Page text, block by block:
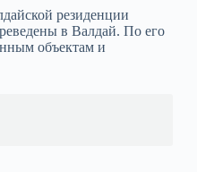
резиденции
в Валдай. По его
объектам и